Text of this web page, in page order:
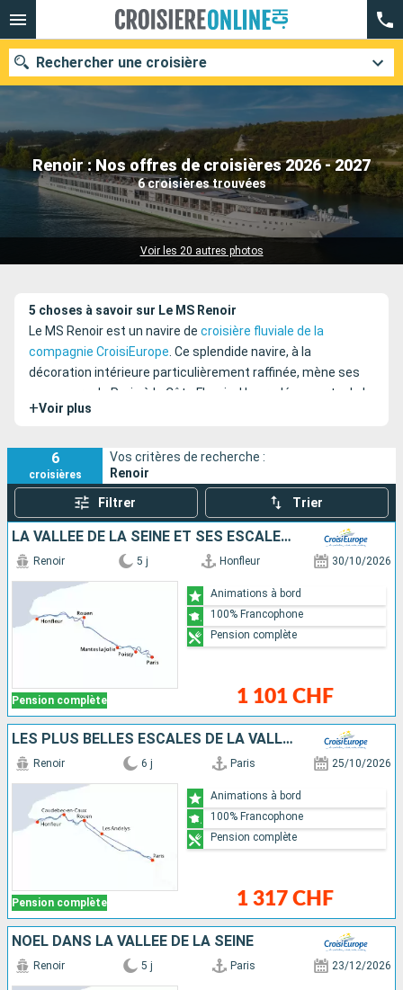
Renoir : Nos offres de croisières 2026 - 2027
6 croisières trouvées
Voir les 20 autres photos
Rechercher une croisière
Nos destinations
Mois de départ
Compagnies
5 choses à savoir sur Le MS Renoir
Le MS Renoir est un navire de croisière fluviale de la
compagnie CroisiEurope. Ce splendide navire, à la
décoration intérieure particulièrement raffinée, mène ses
passagers de Paris à la Côte Fleurie. Une redécouverte de la
vallée de la Seine tout en douceur.
+Voir plus
6
croisières
Vos critères de recherche :
Renoir
Filtrer Trier
LA VALLÉE DE LA SEINE ET SES ESCALES INCONTOURNABLES
Pension complète
Renoir 5 j Honfleur 30/10/2026
1 101 CHF
Animations à bord
100% Francophone
Pension complète
LES PLUS BELLES ESCALES DE LA VALLÉE DE LA SEINE
Pension complète
Renoir 6 j Paris 25/10/2026
1 317 CHF
Animations à bord
100% Francophone
Pension complète
NOËL DANS LA VALLÉE DE LA SEINE
Renoir 5 j Paris 23/12/2026